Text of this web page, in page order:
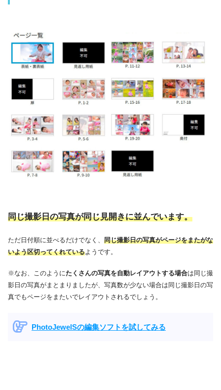
同じ撮影日の写真が同じ見開きに並んでいます。
ただ日付順に並べるだけでなく、 同じ撮影日の写真がページをまたがな
いよう区切ってくれているようです。
※なお、このようにたくさんの写真を自動レイアウトする場合は同じ撮
影日の写真がまとまりましたが、写真数が少ない場合は同じ撮影日の写
真でもページをまたいでレイアウトされるでしょう。
PhotoJewelSの編集ソフトを試してみる